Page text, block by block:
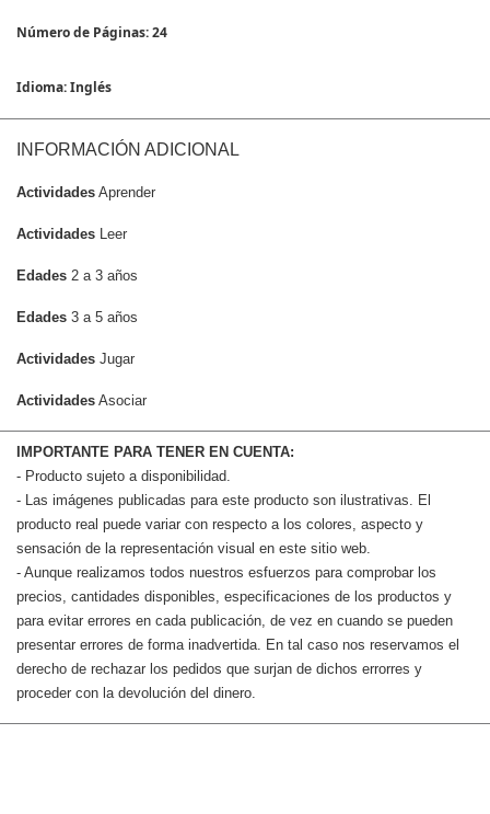
Número de Páginas: 24
Idioma: Inglés
INFORMACIÓN ADICIONAL
Actividades Aprender
Actividades Leer
Edades 2 a 3 años
Edades 3 a 5 años
Actividades Jugar
Actividades Asociar
IMPORTANTE PARA TENER EN CUENTA:
- Producto sujeto a disponibilidad.
- Las imágenes publicadas para este producto son ilustrativas. El
producto real puede variar con respecto a los colores, aspecto y
sensación de la representación visual en este sitio web.
- Aunque realizamos todos nuestros esfuerzos para comprobar los
precios, cantidades disponibles, especificaciones de los productos y
para evitar errores en cada publicación, de vez en cuando se pueden
presentar errores de forma inadvertida. En tal caso nos reservamos el
derecho de rechazar los pedidos que surjan de dichos errorres y
proceder con la devolución del dinero.